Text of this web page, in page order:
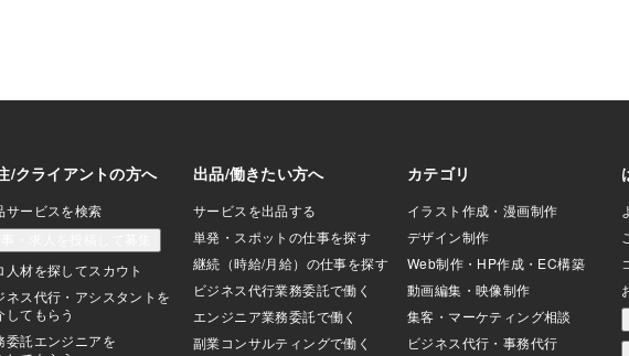
た。気がつきすぎて疲れてしまうタイプ
ではなかろうかと心配になるくらい。左
側の室谷由紀女流三段は、テレビの通り
めちゃくちゃ綺麗でかわいかった(^^